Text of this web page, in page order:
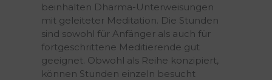
beinhalten Dharma-Unterweisungen
mit geleiteter Meditation. Die Stunden
sind sowohl für Anfänger als auch für
fortgeschrittene Meditierende gut
geeignet. Obwohl als Reihe konzipiert,
können Stunden einzeln besucht